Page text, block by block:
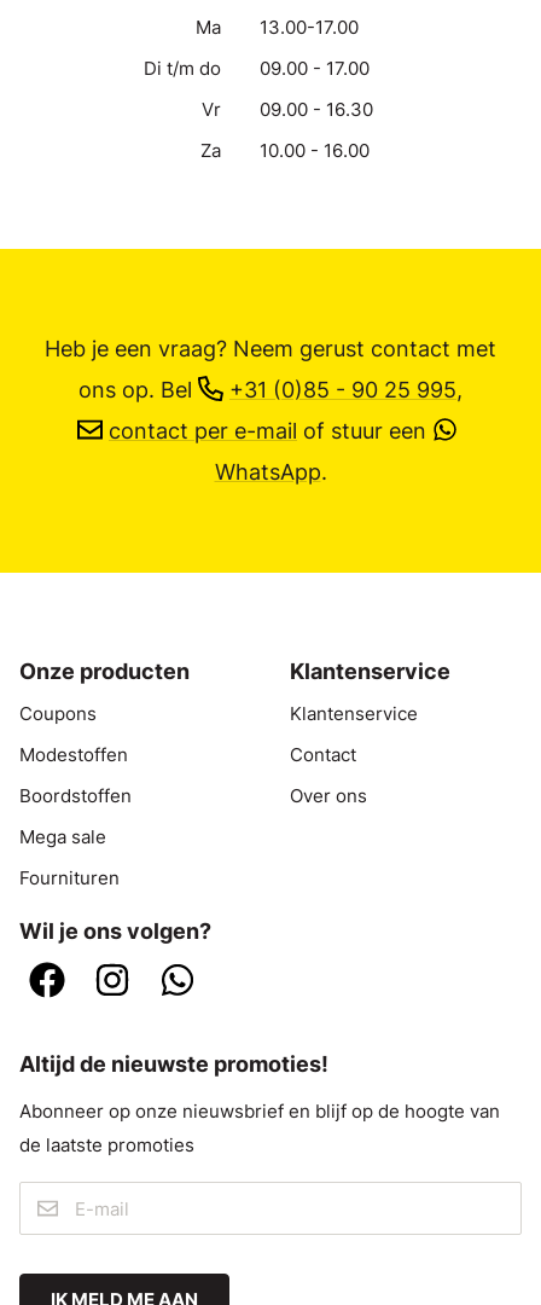
Ma
13.00-17.00
Di t/m do
09.00 - 17.00
Vr
09.00 - 16.30
Za
10.00 - 16.00
Heb je een vraag? Neem gerust contact met
ons op. Bel +31 (0)85 - 90 25 995,
contact per e-mail of stuur een
WhatsApp.
Onze producten
Coupons
Modestoffen
Boordstoffen
Mega sale
Fournituren
Klantenservice
Klantenservice
Contact
Over ons
Wil je ons volgen?
Altijd de nieuwste promoties!
Abonneer op onze nieuwsbrief en blijf op de hoogte van
de laatste promoties
IK MELD ME AAN